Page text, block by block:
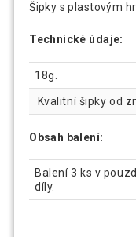
Šipky s plastovým
Technické údaje:
18g.
Kvalitní šipky od
Obsah balení:
Balení 3 ks v
díly.